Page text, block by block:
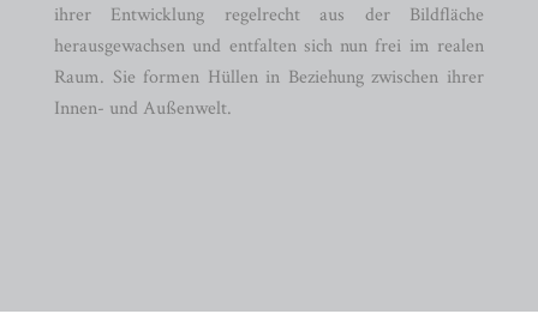
ihrer Entwicklung regelrecht aus der Bildfläche
herausgewachsen und entfalten sich nun frei im realen
Raum. Sie formen Hüllen in Beziehung zwischen ihrer
Innen- und Außenwelt.